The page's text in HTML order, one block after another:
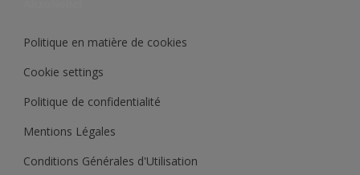
Politique en matière de cookies
Cookie settings
Politique de confidentialité
Mentions Légales
Conditions Générales d'Utilisation